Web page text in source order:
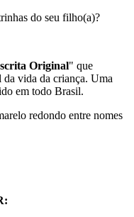
do seu filho(a)?
Original" que
da vida da criança. Uma
em todo Brasil.
redondo entre nomes